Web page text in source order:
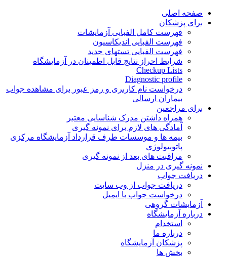
Skip
صفحه اصلی
برای پزشکان
فهرست کامل الفبایی آزمایشات
فهرست الفبایی اندیکاسیون
فهرست الفبایی تستهای جدید
شرایط احراز نتایج قابل اطمینان در آزمایشگاه
Checkup Lists
Diagnostic profile
درخواست نام کاربری و رمز عبور برای مشاهده جواب
بیماران ارسالی
برای مراجعین
همراه داشتن مدرک شناسایی معتبر
آمادگی های لازم برای نمونه گیری
بیمه ها و موسسات طرف قرارداد آزمایشگاه مرکزی
پاتوبیولوژی
مراقبت های بعد از نمونه گیری
نمونه گیری در منزل
دریافت جواب
دریافت جواب از وب سایت
درخواست جواب با ایمیل
آزمایشات گروهی
درباره آزمایشگاه
استخدام
درباره ما
پزشکان آزمایشگاه
بخش ها